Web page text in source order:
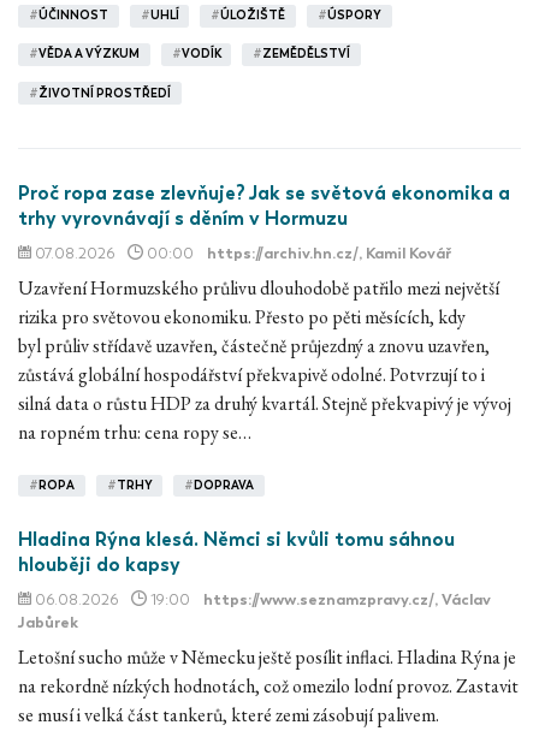
#ÚČINNOST #UHLÍ #ÚLOŽIŠTĚ #ÚSPORY
#VĚDA A VÝZKUM #VODÍK #ZEMĚDĚLSTVÍ
#ŽIVOTNÍ PROSTŘEDÍ
Proč ropa zase zlevňuje? Jak se světová ekonomika a
trhy vyrovnávají s děním v Hormuzu
07.08.2026 00:00 https://archiv.hn.cz/, Kamil Kovář
Uzavření Hormuzského průlivu dlouhodobě patřilo mezi největší
rizika pro světovou ekonomiku. Přesto po pěti měsících, kdy
byl průliv střídavě uzavřen, částečně průjezdný a znovu uzavřen,
zůstává globální hospodářství překvapivě odolné. Potvrzují to i
silná data o růstu HDP za druhý kvartál. Stejně překvapivý je vývoj
na ropném trhu: cena ropy se…
# ROPA #TRHY # DOPRAVA
Hladina Rýna klesá. Němci si kvůli tomu sáhnou
hlouběji do kapsy
06.08.2026 19:00 https://www.seznamzpravy.cz/, Václav
Jabůrek
Letošní sucho může v Německu ještě posílit inflaci. Hladina Rýna je
na rekordně nízkých hodnotách, což omezilo lodní provoz. Zastavit
se musí i velká část tankerů, které zemi zásobují palivem.